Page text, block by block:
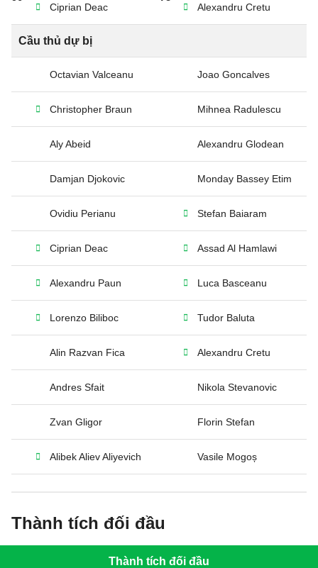
Ciprian Deac Alexandru Cretu
Cầu thủ dự bị
Octavian Valceanu Joao Goncalves
Christopher Braun Mihnea Radulescu
Aly Abeid Alexandru Glodean
Damjan Djokovic Monday Bassey Etim
Ovidiu Perianu Stefan Baiaram
Ciprian Deac Assad Al Hamlawi
Alexandru Paun Luca Basceanu
Lorenzo Biliboc Tudor Baluta
Alin Razvan Fica Alexandru Cretu
Andres Sfait Nikola Stevanovic
Zvan Gligor Florin Stefan
Alibek Aliev Aliyevich Vasile Mogoș
Thành tích đối đầu
Thành tích đối đầu